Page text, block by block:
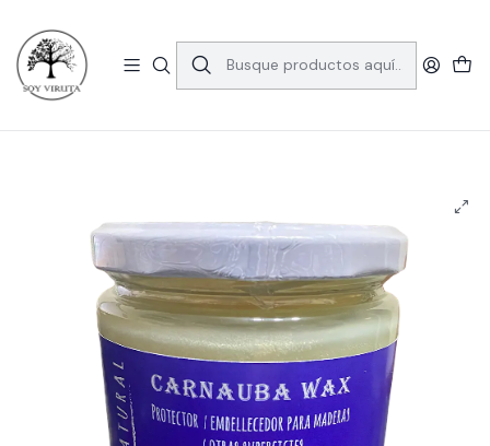
Consulta las comunas aquí
Inicio Productos Cera para Maderas
Cera de Carnauba
Sellador de maderas Carnauba Wax, Protector y Embellecedor -